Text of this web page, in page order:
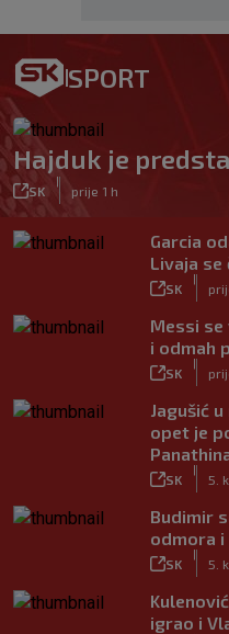
SPORT
Hajduk je
SK prije 1 h
Garcia
Livaja se
SK
Messi
i odmah
SK
Jagušić
opet je
SK 5.
Budimir
odmora i
SK 5.
igrao i